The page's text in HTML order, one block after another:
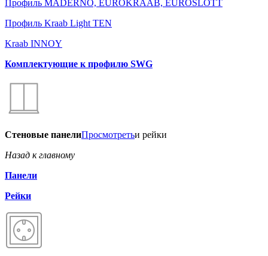
Профиль MADERNO, EUROKRAAB, EUROSLOTT
Профиль Kraab Light TEN
Kraab INNOY
Комплектующие к профилю SWG
Стеновые панелиПросмотретьи рейки
Назад к главному
Панели
Рейки